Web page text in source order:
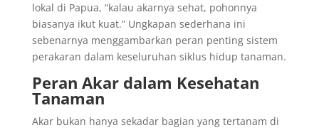
lokal di Papua, “kalau akarnya sehat, pohonnya
biasanya ikut kuat.” Ungkapan sederhana ini
sebenarnya menggambarkan peran penting sistem
perakaran dalam keseluruhan siklus hidup tanaman.
Peran Akar dalam Kesehatan
Tanaman
Akar bukan hanya sekadar bagian yang tertanam di